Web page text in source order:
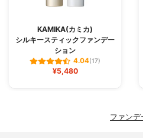
KAMIKA(カミカ)
シルキースティックファンデー
ション
4.04(17)
¥5,480
ファンデ